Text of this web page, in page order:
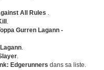
All Rules .
.
Gurren Lagann -
.
.
Edgerunners dans sa liste.